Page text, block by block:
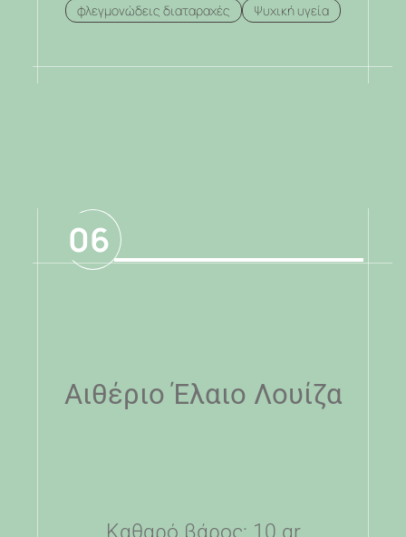
φλεγμονώδεις διαταραχές
Ψυχική υγεία
.
06
Αιθέριο Έλαιο Λουίζα